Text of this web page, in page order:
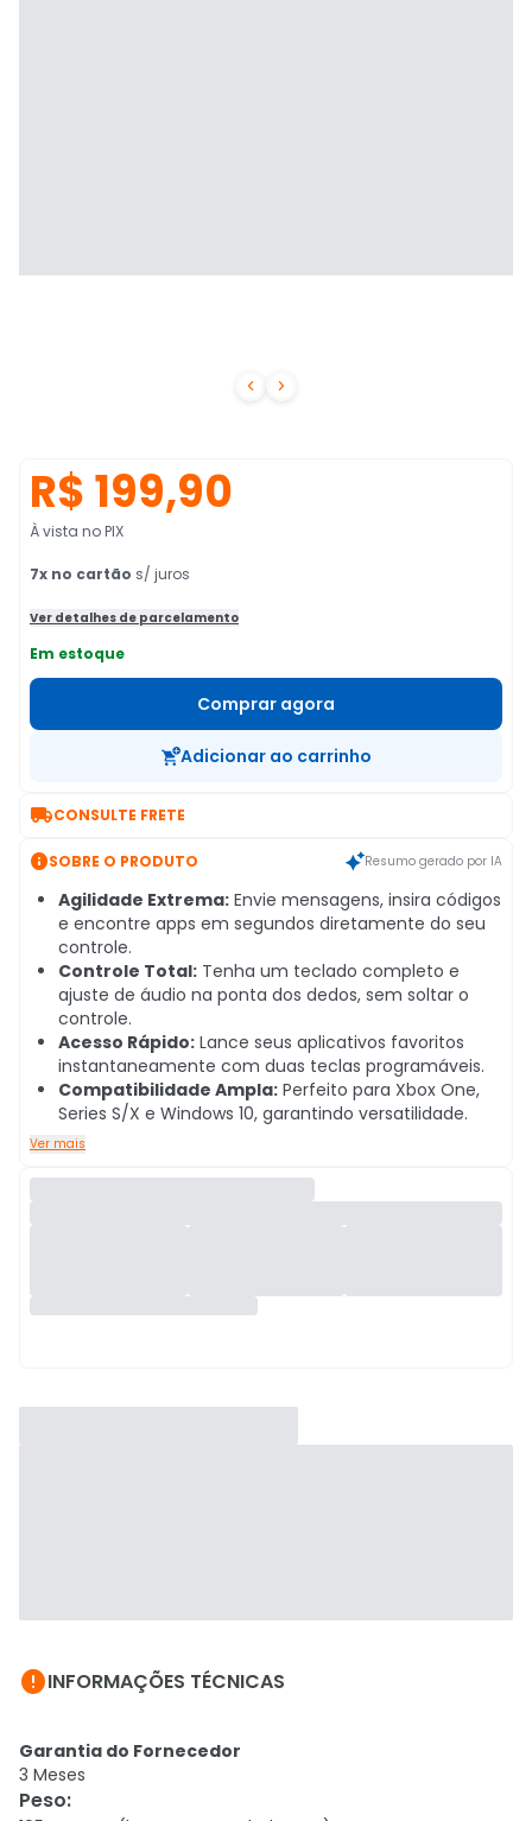
 
R$ 199,90
À vista no PIX
7x no cartão s/ juros
Ver detalhes de parcelamento
Em estoque
Comprar agora
Adicionar ao carrinho
CONSULTE FRETE
SOBRE O PRODUTO Resumo gerado por IA
Agilidade Extrema: Envie mensagens, insira códigos
e encontre apps em segundos diretamente do seu
controle.
Controle Total: Tenha um teclado completo e
ajuste de áudio na ponta dos dedos, sem soltar o
controle.
Acesso Rápido: Lance seus aplicativos favoritos
instantaneamente com duas teclas programáveis.
Compatibilidade Ampla: Perfeito para Xbox One,
Series S/X e Windows 10, garantindo versatilidade.
Ver mais
INFORMAÇÕES TÉCNICAS
Garantia do Fornecedor
3 Meses
Peso: